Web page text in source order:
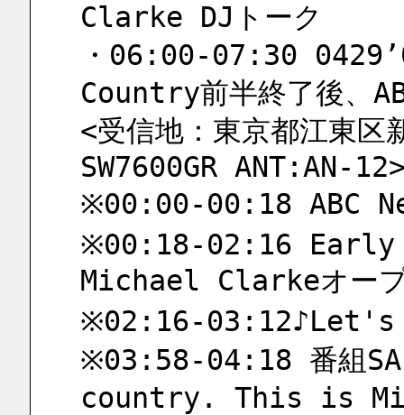
Clarke DJトーク
・06:00-07:30
Country前半終了後、
<受信地：東京都江東
SW7600GR ANT:AN-
※00:00-00:18 ABC
※00:18-02:16
Michael Clarkeオー
※02:16-
※03:58-04:18 番組SA
country. This is